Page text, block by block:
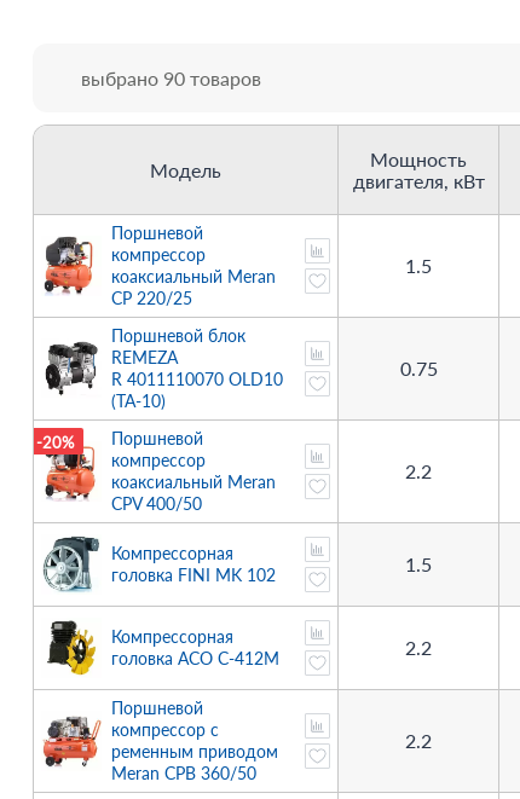
выбрано 90 товаров
Модель
Мощность
двигателя, кВт
Поршневой
компрессор
коаксиальный Meran
CP 220/25
1.5
Поршневой блок
REMEZA
R 4011110070 OLD10
(TA-10)
0.75
-20%
Поршневой
компрессор
коаксиальный Meran
CPV 400/50
2.2
Компрессорная
головка FINI MK 102
1.5
Компрессорная
головка АСО С-412М
2.2
Поршневой
компрессор с
ременным приводом
Meran CPB 360/50
2.2